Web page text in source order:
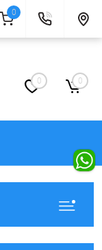
0 0
0